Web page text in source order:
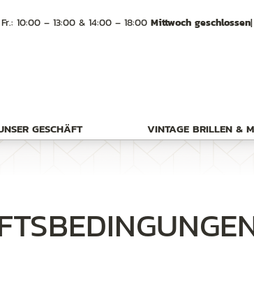
10:00 – 13:00 & 14:00 – 18:00 Mittwoch geschlossen
GESCHÄFT VINTAGE BRILLEN &